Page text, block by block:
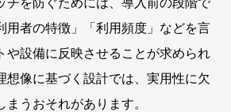
チを防ぐためには、導入前の段階で
用者の特徴」「利用頻度」などを言
や設備に反映させることが求められ
想像に基づく設計では、実用性に欠
まうおそれがあります。